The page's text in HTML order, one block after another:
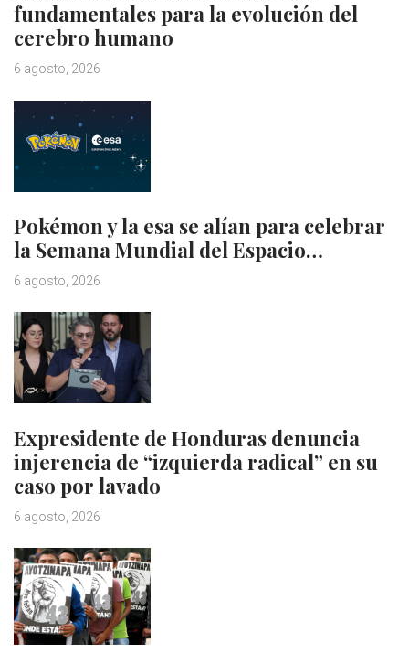
fundamentales para la evolución del
cerebro humano
6 agosto, 2026
Pokémon y la esa se alían para celebrar
la Semana Mundial del Espacio…
6 agosto, 2026
Expresidente de Honduras denuncia
injerencia de “izquierda radical” en su
caso por lavado
6 agosto, 2026